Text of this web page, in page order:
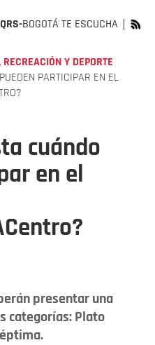
BOGOTÁ TE ESCUCHA
Y DEPORTE
PARTICIPAR EN EL
cuándo
en el
presentar una
categorías: Plato